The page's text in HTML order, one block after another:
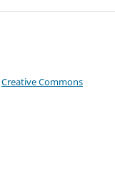
Creative Commons